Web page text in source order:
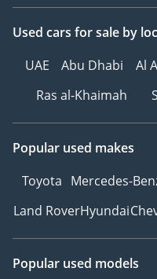
Used cars for sale by
UAE
Abu Dhabi Al
Ras al-Khaimah
Popular used makes
Toyota Mercedes-
Land RoverHyundai
Popular used models